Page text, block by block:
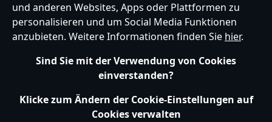
Hilfe Nutzungsbedingungen Datenschutzerklärung
Site Map
Richtlinien für Cookies
EU Datenschutzhinweis
Impressum
Allgemeine Verkaufsbedingungen
und anderen Websites, Apps oder Plattformen zu
personalisieren und um Social Media Funktionen
anzubieten. Weitere Informationen finden Sie hier.
Sind Sie mit der Verwendung von Cookies
einverstanden?
Klicke zum Ändern der Cookie-Einstellungen auf
Cookies verwalten